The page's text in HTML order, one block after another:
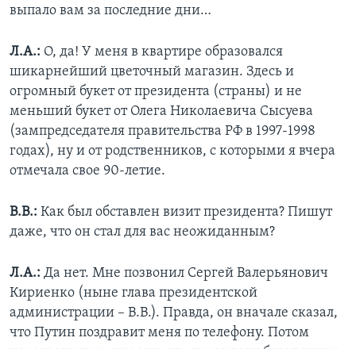
выпало вам за последние дни…
Л.А.: О, да! У меня в квартире образовался
шикарнейший цветочный магазин. Здесь и
огромный букет от президента (страны) и не
меньший букет от Олега Николаевича Сысуева
(зампредседателя правительства РФ в 1997-1998
годах), ну и от родственников, с которыми я вчера
отмечала свое 90-летие.
В.В.: Как был обставлен визит президента? Пишут
даже, что он стал для вас неожиданным?
Л.А.: Да нет. Мне позвонил Сергей Валерьянович
Кириенко (ныне глава президентской
администрации – В.В.). Правда, он вначале сказал,
что Путин поздравит меня по телефону. Потом